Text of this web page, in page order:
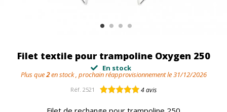
Filet textile pour trampoline Oxygen 250
En stock
Plus que2en stock , prochain réapprovisionnement le 31/12/2026
Réf. 2521 4avis